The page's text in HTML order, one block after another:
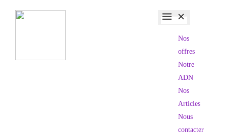
Nos
offres
Notre
ADN
Nos
Articles
Nous
contacter